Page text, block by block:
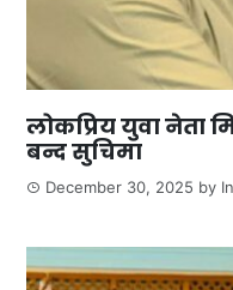
लोकप्रिय युवा नेता
बन्द सुचिमा
December 30, 2025 by